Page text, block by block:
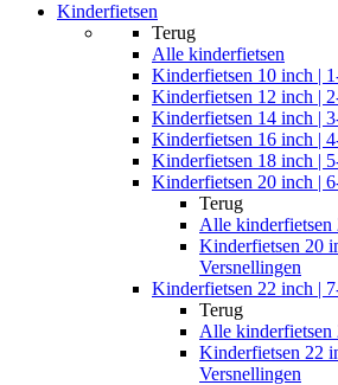
Kinderfietsen
Terug
Alle kinderfietsen
Kinderfietsen 10 inch |
Kinderfietsen 12 inch |
Kinderfietsen 14 inch |
Kinderfietsen 16 inch |
Kinderfietsen 18 inch |
Kinderfietsen 20 inch |
Terug
Alle kinderfietsen
Kinderfietsen 20
Versnellingen
Kinderfietsen 22 inch |
Terug
Alle kinderfietsen
Kinderfietsen 22
Versnellingen